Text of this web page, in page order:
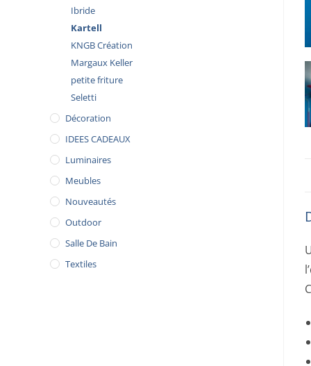
Ibride
Kartell
KNGB Création
Margaux Keller
petite friture
Seletti
Décoration
IDEES CADEAUX
Luminaires
Meubles
Nouveautés
Outdoor
Salle De Bain
Textiles